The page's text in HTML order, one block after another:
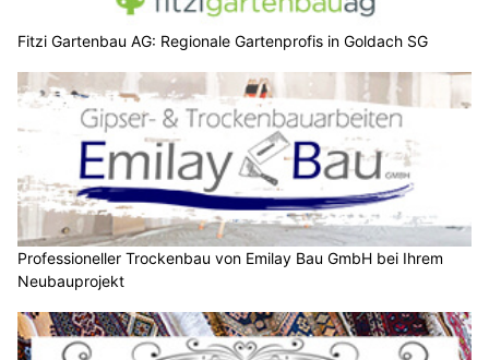
Fitzi Gartenbau AG: Regionale Gartenprofis in Goldach SG
Professioneller Trockenbau von Emilay Bau GmbH bei Ihrem
Neubauprojekt